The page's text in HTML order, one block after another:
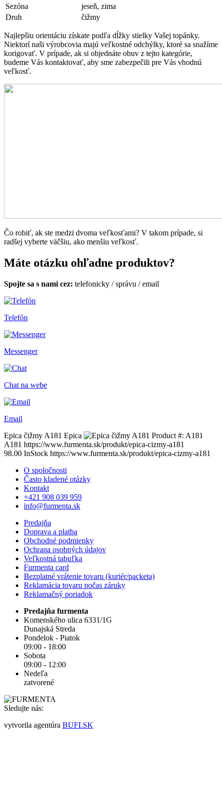
Sezóna
jeseň, zima
Druh
čižmy
Najlepšiu orientáciu získate podľa dĺžky stielky Vašej topánky.
Niektorí naši výrobcovia majú veľkostné odchýlky, ktoré sa snažíme
korigovať. V prípade, ak si objednáte obuv z tejto kategórie,
budeme Vás kontaktovať, aby sme zabezpečili pre Vás vhodnú
veľkosť.
Čo robiť, ak ste medzi dvoma veľkosťami? V takom prípade, si
radšej vyberte väčšiu, ako menšiu veľkosť.
Máte otázku ohľadne produktov?
Spojte sa s nami cez: telefonicky /správu /email
Telefón
Messenger
Chat na webe
Email
Epica čižmy A181 Epica Product #: A181
A181 https://www.furmenta.sk/produkt/epica-cizmy-a181
98.00 InStock https://www.furmenta.sk/produkt/epica-cizmy-a181
O spoločnosti
Často kladené otázky
Kontakt
+421 908 039 959
info@furmenta.sk
Predajňa
Doprava a platba
Obchodné podmienky
Ochrana osobných údajov
Veľkostná tabuľka
Furmenta card
Bezplatné vrátenie tovaru (kuriér/packeta)
Reklamácia tovaru počas záruky
Reklamačný poriadok
Predajňa furmenta
Komenského ulica 6331/1G
Dunajská Streda
Pondelok - Piatok
09:00 - 18:00
Sobota
09:00 - 12:00
Nedeľa
zatvorené
Sledujte nás:
vytvorila agentúra BUFI.SK